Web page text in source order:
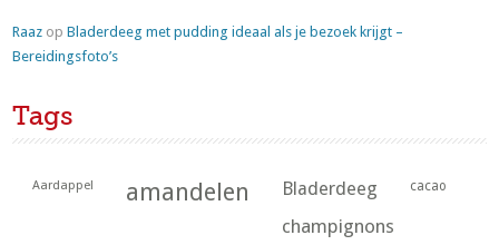
Raaz opBladerdeeg met pudding ideaal als je bezoek krijgt –
Bereidingsfoto’s
Tags
Aardappel amandelen Bladerdeeg cacao
champignons